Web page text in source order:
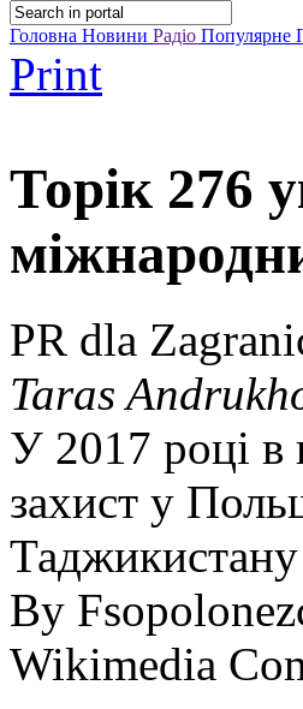
Головна Новини Радіо Популярне
Print
Торік 276
PR dla
Taras
У 2017 році в
захист у
Таджикистану
By
Wikimedia